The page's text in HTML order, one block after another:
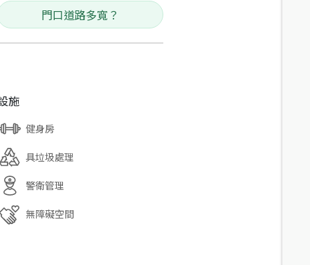
門口道路多寬？
施
健身房
具垃圾處理
警衛管理
無障礙空間